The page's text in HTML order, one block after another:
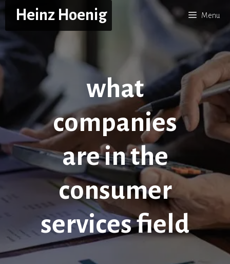
content
Heinz Hoenig Menu
what
companies
are in the
consumer
services field